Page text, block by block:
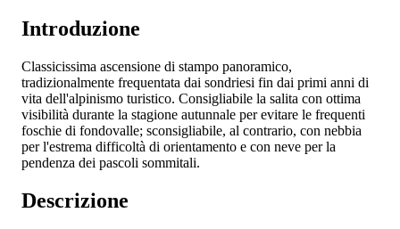
Introduzione
Classicissima ascensione di stampo panoramico,
tradizionalmente frequentata dai sondriesi fin dai primi anni di
vita dell'alpinismo turistico. Consigliabile la salita con ottima
visibilità durante la stagione autunnale per evitare le frequenti
foschie di fondovalle; sconsigliabile, al contrario, con nebbia
per l'estrema difficoltà di orientamento e con neve per la
pendenza dei pascoli sommitali.
Descrizione